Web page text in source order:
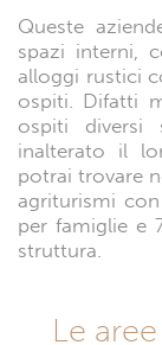
Queste
spazi interni,
alloggi rustici
ospiti. Difatti
ospiti diversi
inalterato il
potrai trovare
agriturismi
per famiglie e
struttura.
Le